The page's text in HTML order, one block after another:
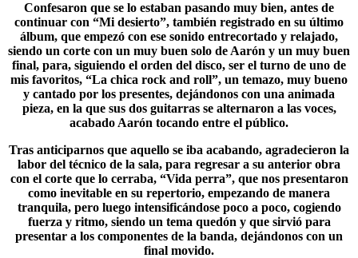
Confesaron que se lo estaban pasando muy bien, antes de
continuar con “Mi desierto”, también registrado en su último
álbum, que empezó con ese sonido entrecortado y relajado,
siendo un corte con un muy buen solo de Aarón y un muy buen
final, para, siguiendo el orden del disco, ser el turno de uno de
mis favoritos, “La chica rock and roll”, un temazo, muy bueno
y cantado por los presentes, dejándonos con una animada
pieza, en la que sus dos guitarras se alternaron a las voces,
acabado Aarón tocando entre el público.
Tras anticiparnos que aquello se iba acabando, agradecieron la
labor del técnico de la sala, para regresar a su anterior obra
con el corte que lo cerraba, “Vida perra”, que nos presentaron
como inevitable en su repertorio, empezando de manera
tranquila, pero luego intensificándose poco a poco, cogiendo
fuerza y ritmo, siendo un tema quedón y que sirvió para
presentar a los componentes de la banda, dejándonos con un
final movido.